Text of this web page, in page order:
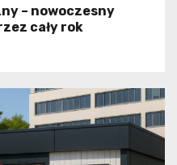
– nowoczesny
cały rok